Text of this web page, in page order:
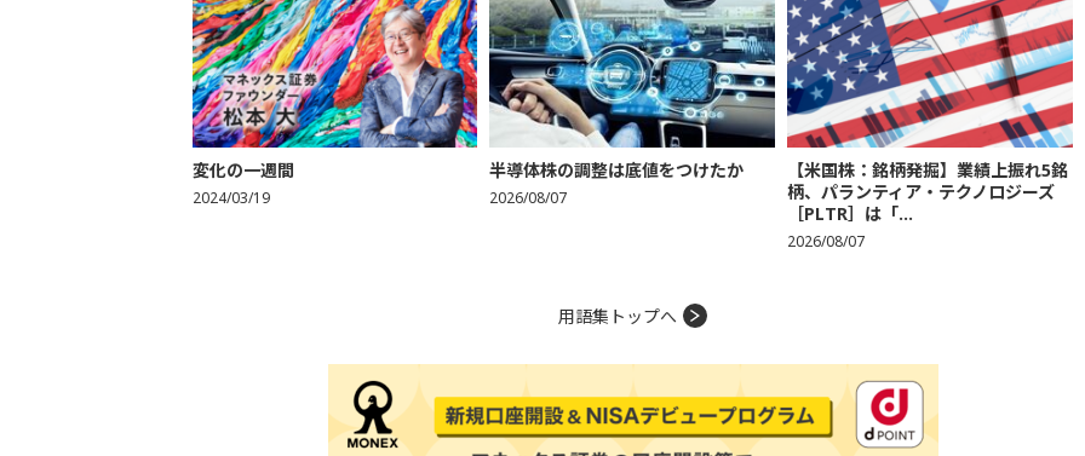
変化の一週間
2024/03/19
半導体株の調整は底値をつけたか
2026/08/07
【米国株：銘柄発掘】業績上振れ5銘
柄、パランティア・テクノロジーズ
［PLTR］は「...
2026/08/07
用語集トップへ